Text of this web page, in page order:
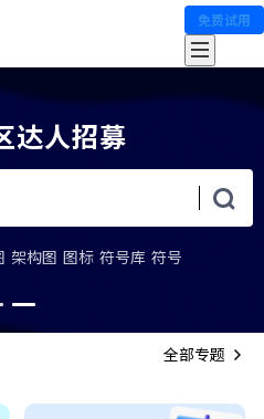
免费试用
达人招募
架构图 图标 符号库 符号
全部专题